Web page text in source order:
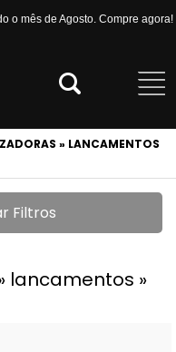
o mês de Agosto. Compre agora!
» LANCAMENTOS
Filtros
lancamentos »